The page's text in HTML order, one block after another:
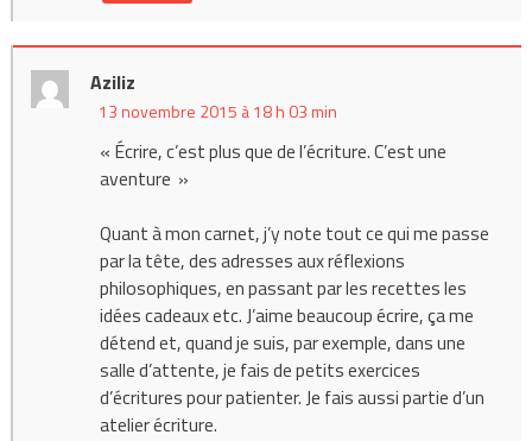
Aziliz
13 novembre 2015 à 18 h 03 min
« Écrire, c’est plus que de l’écriture. C’est une
aventure »
Quant à mon carnet, j’y note tout ce qui me passe
par la tête, des adresses aux réflexions
philosophiques, en passant par les recettes les
idées cadeaux etc. J’aime beaucoup écrire, ça me
détend et, quand je suis, par exemple, dans une
salle d’attente, je fais de petits exercices
d’écritures pour patienter. Je fais aussi partie d’un
atelier écriture.